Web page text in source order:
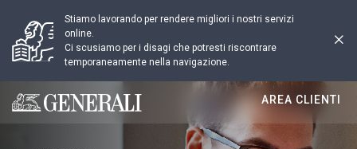
Stiamo lavorando per rendere migliori i nostri servizi
online.
Ci scusiamo per i disagi che potresti riscontrare
temporaneamente nella navigazione.
Generali logo
AREA CLIENTI